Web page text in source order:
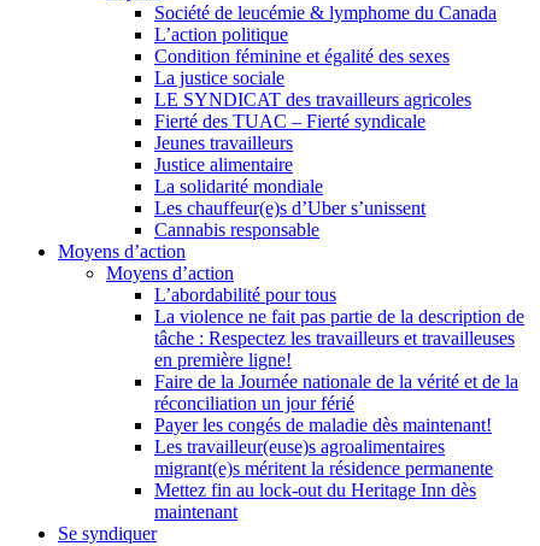
Société de leucémie & lymphome du Canada
L’action politique
Condition féminine et égalité des sexes
La justice sociale
LE SYNDICAT des travailleurs agricoles
Fierté des TUAC – Fierté syndicale
Jeunes travailleurs
Justice alimentaire
La solidarité mondiale
Les chauffeur(e)s d’Uber s’unissent
Cannabis responsable
Moyens d’action
Moyens d’action
L’abordabilité pour tous
La violence ne fait pas partie de la description de
tâche : Respectez les travailleurs et travailleuses
en première ligne!
Faire de la Journée nationale de la vérité et de la
réconciliation un jour férié
Payer les congés de maladie dès maintenant!
Les travailleur(euse)s agroalimentaires
migrant(e)s méritent la résidence permanente
Mettez fin au lock-out du Heritage Inn dès
maintenant
Se syndiquer